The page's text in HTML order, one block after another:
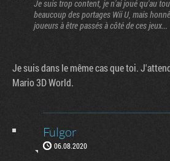
Je suis trop content, je n'ai joué qu'au
beaucoup des portages Wii U, mais
joueurs à être passés à côté de ces jeux...
Je suis dans le même cas que toi.
Mario 3D World.
Fulgor
06.08.2020